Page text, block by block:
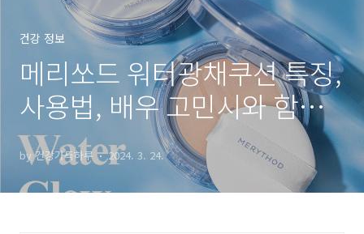
건강 정보
메리쏘드 워터광채쿠션 특징,
사용법, 배우 고민시와 함께
빛나는 피부 비결
by 건강가득하루 2024. 3. 24.